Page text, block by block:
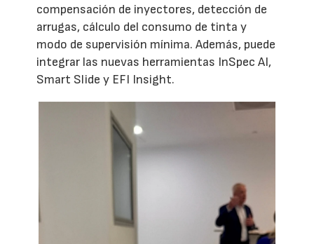
compensación de inyectores, detección de
arrugas, cálculo del consumo de tinta y
modo de supervisión mínima. Además, puede
integrar las nuevas herramientas InSpec AI,
Smart Slide y EFI Insight.